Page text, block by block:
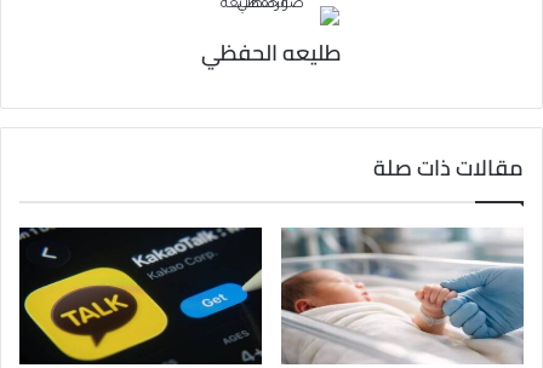
طليعه الحفظي
مقالات ذات صلة